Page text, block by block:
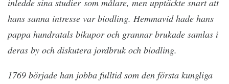
inledde sina studier som målare, men upptäckte snart att
hans sanna intresse var biodling. Hemmavid hade hans
pappa hundratals bikupor och grannar brukade samlas i
deras by och diskutera jordbruk och biodling.
1769 började han jobba fulltid som den första kungliga